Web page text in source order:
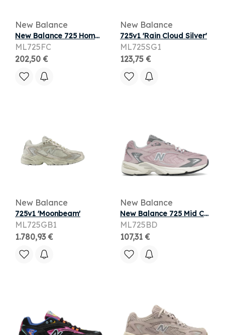
New Balance
New Balance 725 Homme Chaussures - Beige - Taille: 40 - Cuir suédé - Foot Locker
ML725FC
202,50 €
New Balance
725v1 'Rain Cloud Silver'
ML725SG1
123,75 €
New Balance
725v1 'Moonbeam'
ML725GB1
1.780,93 €
New Balance
New Balance 725 Mid Century Pink
ML725BD
107,31 €